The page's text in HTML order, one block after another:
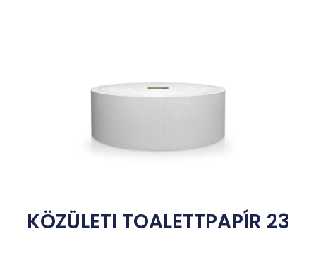
KÖZÜLETI TOALETTPAPÍR 23